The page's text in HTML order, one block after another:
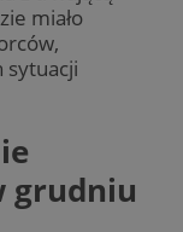
miało
sytuacji
grudniu